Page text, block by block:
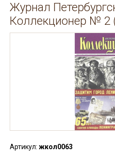
Журнал
Коллекционер № 2
Артикул: жкол0063